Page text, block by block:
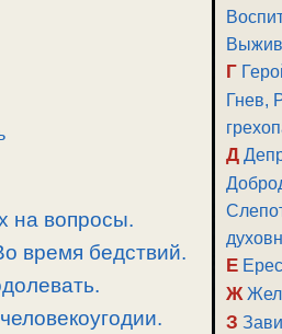
на вопросы.
время бедствий.
Г
Гнев,
Д
Е
Ж
З